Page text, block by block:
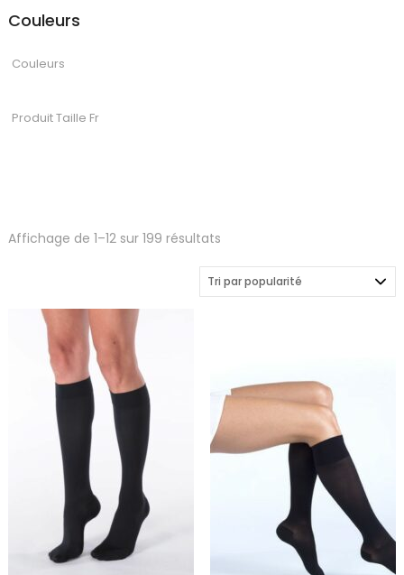
Couleurs
Affichage de 1–12 sur 199 résultatsTrié
popularité